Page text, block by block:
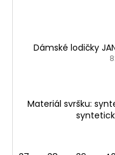
Dámské lodičky
Materiál svršku: